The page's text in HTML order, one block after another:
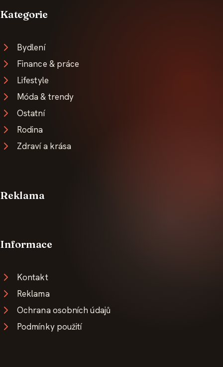
Kategorie
Bydlení
Finance & práce
Lifestyle
Móda & trendy
Ostatní
Rodina
Zdraví a krása
Reklama
Informace
Kontakt
Reklama
Ochrana osobních údajů
Podmínky použití